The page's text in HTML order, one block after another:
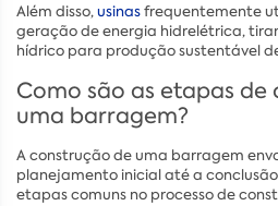
Além disso,usinasfrequentemente
geração de energia hidrelétrica,
hídrico para produção sustentável
Como são as etapas
uma barragem?
A construção de uma barragem
planejamento inicial até a
etapas comuns no processo de